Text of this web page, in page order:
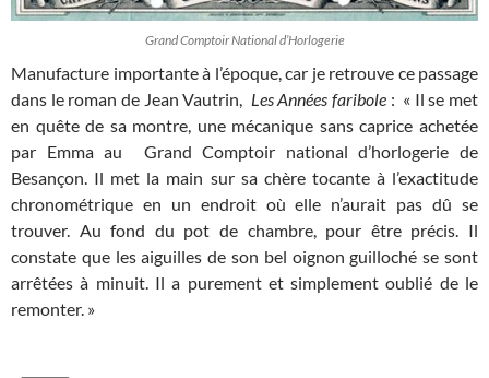
Grand Comptoir National d’Horlogerie
Manufacture importante à l’époque, car je retrouve ce passage
dans le roman de Jean Vautrin, Les Années faribole : « Il se met
en quête de sa montre, une mécanique sans caprice achetée
par Emma au Grand Comptoir national d’horlogerie de
Besançon. Il met la main sur sa chère tocante à l’exactitude
chronométrique en un endroit où elle n’aurait pas dû se
trouver. Au fond du pot de chambre, pour être précis. Il
constate que les aiguilles de son bel oignon guilloché se sont
arrêtées à minuit. Il a purement et simplement oublié de le
remonter. »